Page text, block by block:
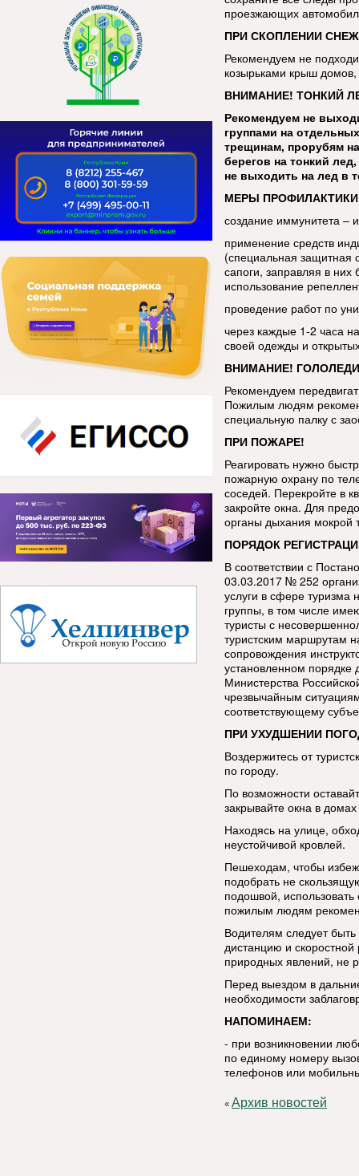
проезжающих
ПРИ СКОПЛЕНИИ
Рекомендуем не
козырьками крыш домов,
ВНИМАНИЕ! ТОНКИЙ
Рекомендуем не
группами на
трещинам, прорубям
берегов на тонкий
не выходить на лед в
МЕРЫ
создание иммунитета –
применение средств
(специальная защитная
сапоги, заправляя в
использование
проведение работ по
через каждые 1-2 часа
своей одежды и
ВНИМАНИЕ!
Рекомендуем
Пожилым людям
специальную палку с
ПРИ ПОЖАРЕ!
Реагировать нужно
пожарную охрану по
соседей. Перекройте в
закройте окна. Для
органы дыхания мокрой
ПОРЯДОК
В соответствии с
03.03.2017 № 252
услуги в сфере туризма
группы, в том числе
туристы с
туристским маршрутам
сопровождения
установленном
Министерства
чрезвычайным
соответствующему
ПРИ УХУДШЕНИИ
Воздержитесь от
по городу.
По возможности
закрывайте окна в
Находясь на улице,
неустойчивой кровлей.
Пешеходам, чтобы
подобрать не
подошвой,
пожилым людям
Водителям следует
дистанцию и
природных явлений, не
Перед выездом в
необходимости
НАПОМИНАЕМ:
- при возникновении
по единому номеру
телефонов или
«Архив новостей